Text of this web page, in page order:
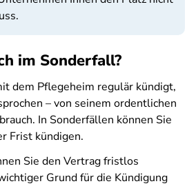
im Sonderfall?
dem Pflegeheim regulär kündigt,
– von seinem ordentlichen
In Sonderfällen können Sie
Frist kündigen.
Sie den Vertrag fristlos
Grund für die Kündigung